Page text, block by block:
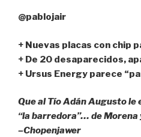
c
e
b
o
o
k
tt
er
s
A
p
p
@pablojair
+ Nuevas placas con chip
+ De 20 desaparecidos,
+ Ursus Energy parece
Que al Tío Adán Augusto le
“la barredora”… de Morena
–Chopenjawer